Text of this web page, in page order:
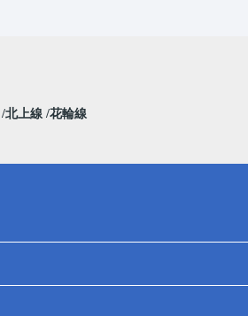
北上線 花輪線